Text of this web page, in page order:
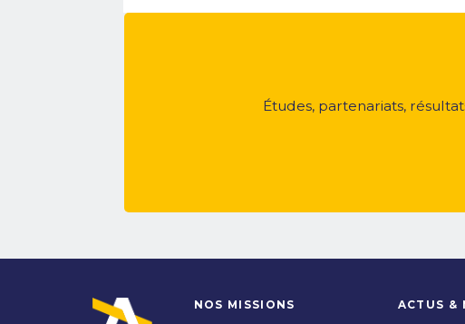
Études, partenariats,
NOS MISSIONS
ACTUS &